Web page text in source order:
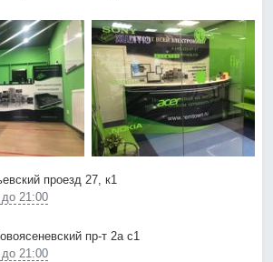
проезд 27, к1
до 21:00
пр-т 2а с1
до 21:00